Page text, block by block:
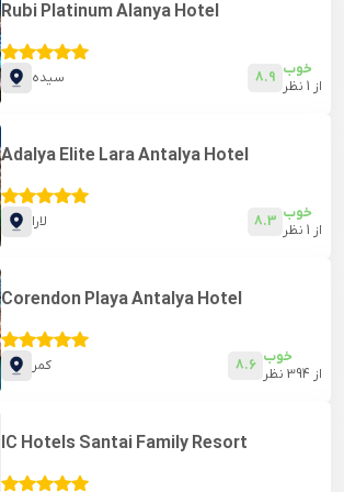
Rubi Platinum Alanya Hotel
سیده 8.9 خوب
از 1 نظر
Adalya Elite Lara Antalya Hotel
لارا 8.3 خوب
از 1 نظر
Corendon Playa Antalya Hotel
کمر 8.6 خوب
از 394 نظر
IC Hotels Santai Family Resort